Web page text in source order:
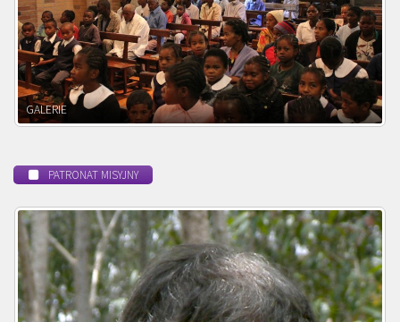
POWOŁANIE MISYJNE
PATRONAT MISYJNY